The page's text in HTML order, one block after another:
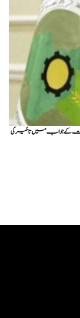
کے جواب میں تاخیر کی